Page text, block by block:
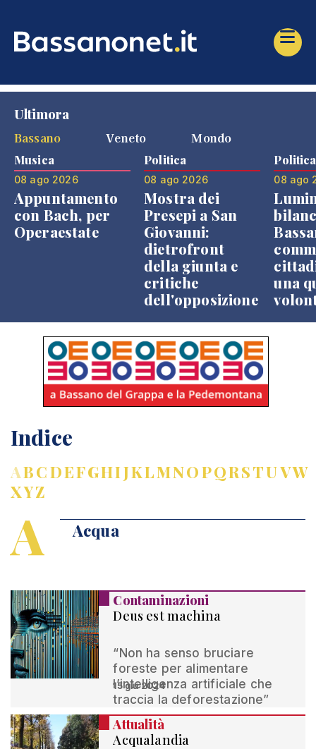
Ultimora
Bassano
Veneto Mondo
Musica
08 ago 2026
Appuntamento
con Bach, per
Operaestate
Politica
08 ago 2026
Mostra dei
Presepi a San
Giovanni:
dietrofront
della giunta e
critiche
dell'opposizione
Politica
08 ago
una
Indice
ABCDEFGHIJKLMNOPQRSTUVW
XYZ
A Acqua
Contaminazioni
Deus est machina
“Non ha senso bruciare
foreste per alimentare
l’intelligenza artificiale che
traccia la deforestazione”
15 giu 2024
Attualità
Acqualandia